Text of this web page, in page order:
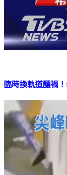
臨時換軌道釀禍